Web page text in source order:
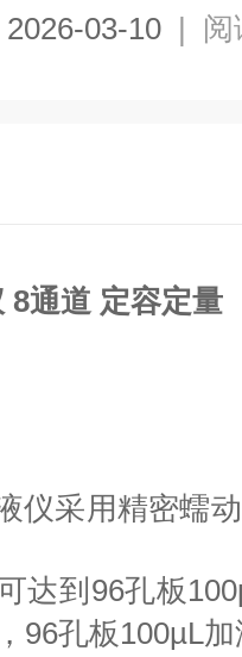
2026-03-10 | 阅
8通道 定容定量
仪采用精密蠕
达到96孔板
96孔板100µL